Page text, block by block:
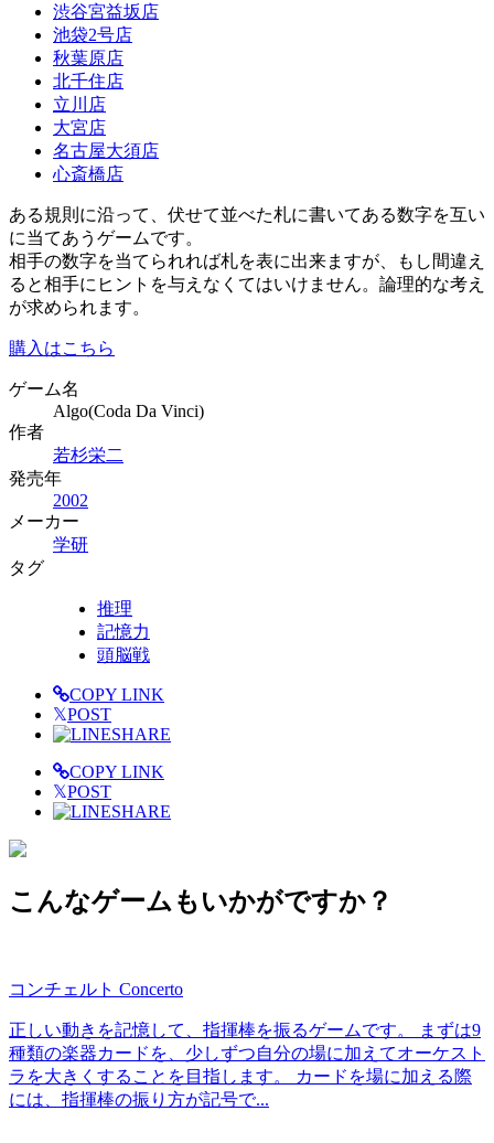
渋谷宮益坂店
池袋2号店
秋葉原店
北千住店
立川店
大宮店
名古屋大須店
心斎橋店
ある規則に沿って、伏せて並べた札に書いてある数字を互い
に当てあうゲームです。
相手の数字を当てられれば札を表に出来ますが、もし間違え
ると相手にヒントを与えなくてはいけません。論理的な考え
が求められます。
購入はこちら
ゲーム名
Algo(Coda Da Vinci)
作者
若杉栄二
発売年
2002
メーカー
学研
タグ
推理
記憶力
頭脳戦
COPY LINK
𝕏POST
SHARE
COPY LINK
𝕏POST
SHARE
こんなゲームもいかがですか？
コンチェルト Concerto
正しい動きを記憶して、指揮棒を振るゲームです。 まずは9
種類の楽器カードを、少しずつ自分の場に加えてオーケスト
ラを大きくすることを目指します。 カードを場に加える際
には、指揮棒の振り方が記号で...